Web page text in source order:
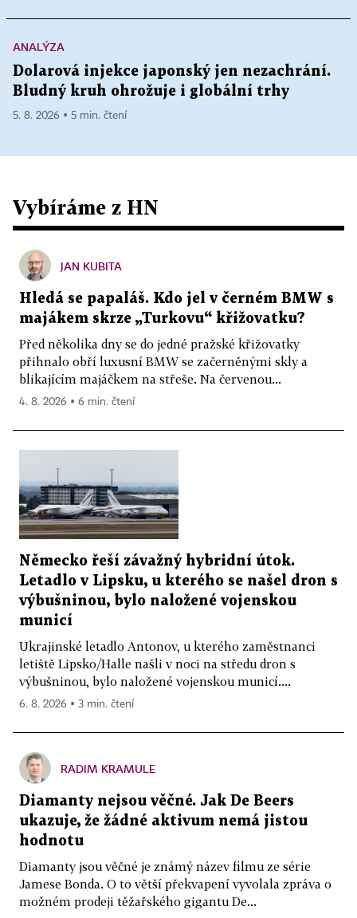
ANALÝZA
Dolarová injekce japonský jen nezachrání.
Bludný kruh ohrožuje i globální trhy
5. 8. 2026 ▪ 5 min. čtení
Vybíráme z HN
JAN KUBITA
Hledá se papaláš. Kdo jel v černém BMW s
majákem skrze „Turkovu“ křižovatku?
Před několika dny se do jedné pražské křižovatky
přihnalo obří luxusní BMW se začerněnými skly a
blikajícím majáčkem na střeše. Na červenou...
4. 8. 2026 ▪ 6 min. čtení
Německo řeší závažný hybridní útok.
Letadlo v Lipsku, u kterého se našel dron s
výbušninou, bylo naložené vojenskou
municí
Ukrajinské letadlo Antonov, u kterého zaměstnanci
letiště Lipsko/Halle našli v noci na středu dron s
výbušninou, bylo naložené vojenskou municí....
6. 8. 2026 ▪ 3 min. čtení
RADIM KRAMULE
Diamanty nejsou věčné. Jak De Beers
ukazuje, že žádné aktivum nemá jistou
hodnotu
Diamanty jsou věčné je známý název filmu ze série
Jamese Bonda. O to větší překvapení vyvolala zpráva o
možném prodeji těžařského gigantu De...